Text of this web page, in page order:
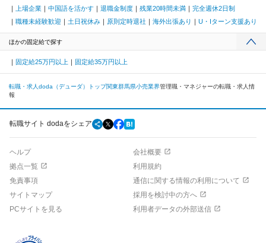
上場企業
中国語を活かす 退職金制度 残業20時間未満
完全週休2日制
職種未経験歓迎
土日祝休み 原則定時退社 海外出張あり U・Iターン支援あり
ほかの固定給で探す
固定給25万円以上 固定給35万円以上
転職・求人doda（デューダ）トップ関東群馬県小売業界管理職・マネジャーの転職・求人情
報
転職サイト dodaをシェア
ヘルプ
会社概要
拠点一覧
利用規約
免責事項
通信に関する情報の利用について
サイトマップ
採用を検討中の方へ
PCサイトを見る
利用者データの外部送信